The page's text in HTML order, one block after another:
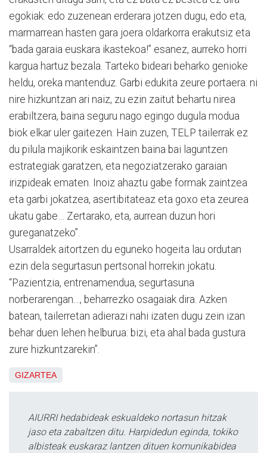
egokiak: edo zuzenean erderara jotzen dugu, edo eta,
marmarrean hasten gara joera oldarkorra erakutsiz eta
“bada garaia euskara ikastekoa!” esanez, aurreko horri
kargua hartuz bezala. Tarteko bideari beharko genioke
heldu, oreka mantenduz. Garbi edukita zeure portaera: ni
nire hizkuntzan ari naiz, zu ezin zaitut behartu nirea
erabiltzera, baina seguru nago egingo dugula modua
biok elkar uler gaitezen. Hain zuzen, TELP tailerrak ez
du pilula majikorik eskaintzen baina bai laguntzen
estrategiak garatzen, eta negoziatzerako garaian
irizpideak ematen. Inoiz ahaztu gabe formak zaintzea
eta garbi jokatzea, asertibitateaz eta goxo eta zeurea
ukatu gabe… Zertarako, eta, aurrean duzun hori
gureganatzeko”.
Usarraldek aitortzen du eguneko hogeita lau ordutan
ezin dela segurtasun pertsonal horrekin jokatu.
“Pazientzia, entrenamendua, segurtasuna
norberarengan…, beharrezko osagaiak dira. Azken
batean, tailerretan adierazi nahi izaten dugu zein izan
behar duen lehen helburua: bizi, eta ahal bada gustura
zure hizkuntzarekin”.
GIZARTEA
AIURRI hedabideak eskualdeko nortasun hitzak
jaso eta zabaltzen ditu. Harpidedun eginda, tokiko
albisteak euskaraz lantzen dituen komunikabidea